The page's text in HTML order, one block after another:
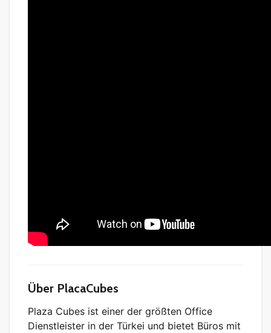
Über PlacaCubes
Plaza Cubes ist einer der größten Office
Dienstleister in der Türkei und bietet Büros mit